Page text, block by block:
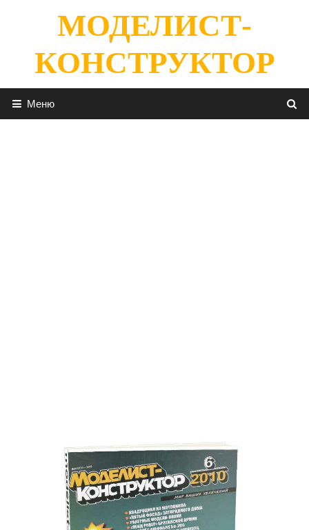
содержимомуМОДЕЛИСТ-
КОНСТРУКТОР
Меню